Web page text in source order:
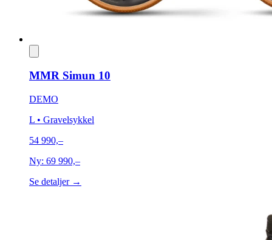
MMR Simun 10
DEMO
L • Gravelsykkel
54 990,–
Ny: 69 990,–
Se detaljer →